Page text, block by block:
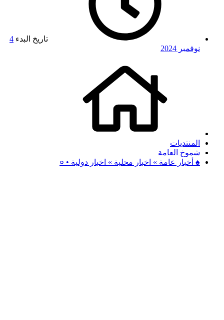
تاريخ البدء 4
نوفمبر 2024
المنتديات
شموخ العامة
♠ أخبار عامة » اخبار محلية » اخبار دولية • ०